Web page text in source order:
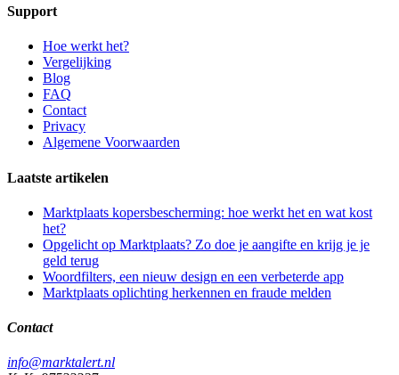
Support
Hoe werkt het?
Vergelijking
Blog
FAQ
Contact
Privacy
Algemene Voorwaarden
Laatste artikelen
Marktplaats kopersbescherming: hoe werkt het en wat kost
het?
Opgelicht op Marktplaats? Zo doe je aangifte en krijg je je
geld terug
Woordfilters, een nieuw design en een verbeterde app
Marktplaats oplichting herkennen en fraude melden
Contact
info@marktalert.nl